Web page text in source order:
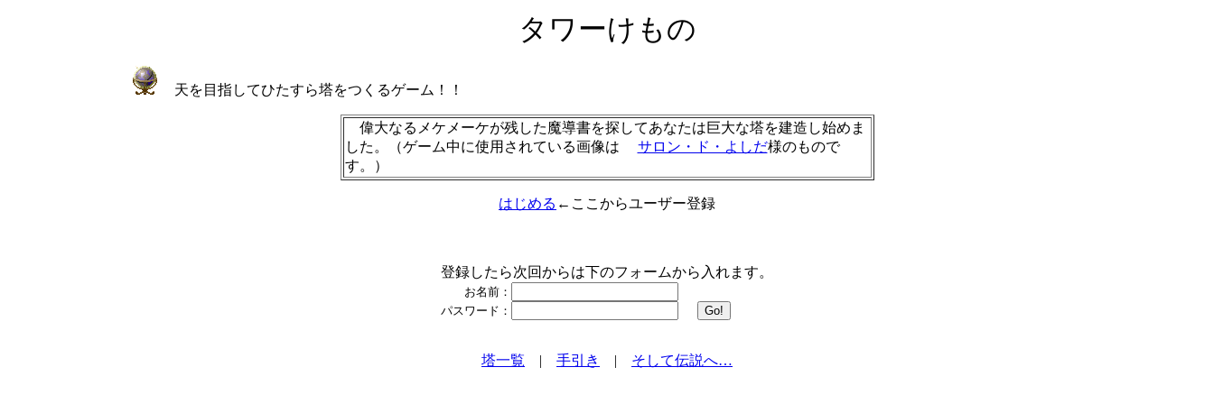
タワーけもの
天を目指してひたすら塔をつくるゲーム！！
偉大なるメケメーケが残した魔導書を探してあなたは巨大な塔を建造し始めま
した。（ゲーム中に使用されている画像は サロン・ド・よしだ様のもので
す。）
はじめる ←ここからユーザー登録
登録したら次回からは下のフォームから入れます。
お名前：
パスワード：
塔一覧 | 手引き | そして伝説へ…